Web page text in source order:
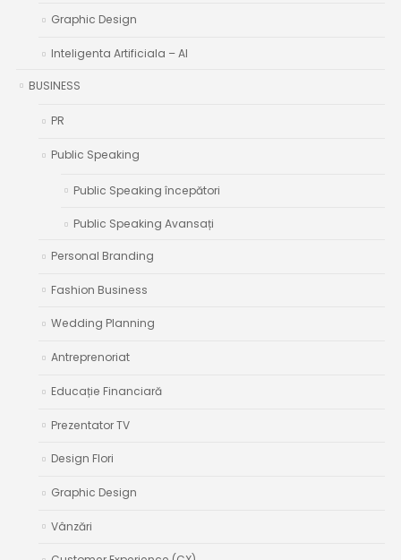
Graphic Design
Inteligenta Artificiala – AI
BUSINESS
PR
Public Speaking
Public Speaking începători
Public Speaking Avansați
Personal Branding
Fashion Business
Wedding Planning
Antreprenoriat
Educație Financiară
Prezentator TV
Design Flori
Graphic Design
Vânzări